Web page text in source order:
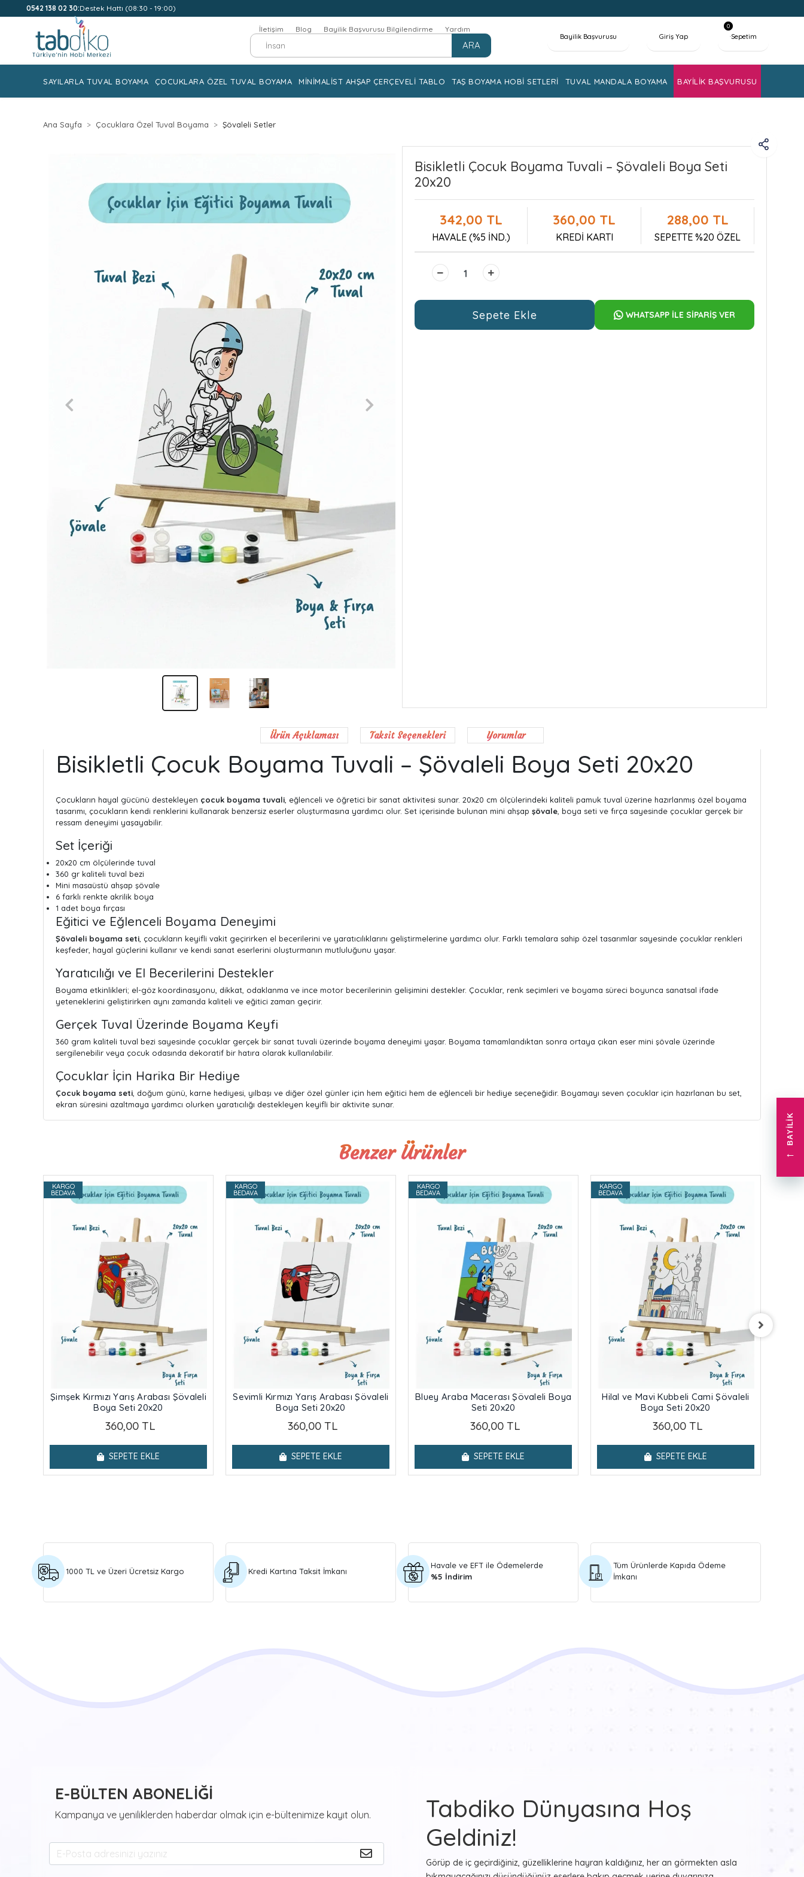
BAYILIK
←
0542 138 02 30:Destek Hattı (08:30 - 19:00)
İletişim Blog Bayilik Başvurusu Bilgilendirme Yardım
ARA
Bayilik Başvurusu Giriş Yap Sepetim
0
SAYILARLA TUVAL BOYAMA ÇOCUKLARA ÖZEL TUVAL BOYAMA MİNİMALİST AHŞAP ÇERÇEVELİ TABLO TAŞ BOYAMA HOBİ SETLERİ TUVAL MANDALA BOYAMA BAYİLİK BAŞVURUSU
Ana Sayfa Çocuklara Özel Tuval Boyama Şövaleli Setler
Bisikletli Çocuk Boyama Tuvali – Şövaleli Boya Seti
20x20
342,00 TL
HAVALE (%5 İND.)
360,00 TL
KREDİ KARTI
288,00 TL
SEPETTE %20 ÖZEL
Sepete Ekle WHATSAPP İLE SİPARİŞ VER
Ürün Açıklaması Taksit Seçenekleri Yorumlar
Bisikletli Çocuk Boyama Tuvali – Şövaleli Boya Seti 20x20
Çocukların hayal gücünü destekleyen çocuk boyama tuvali , eğlenceli ve öğretici bir sanat aktivitesi sunar. 20x20 cm ölçülerindeki kaliteli pamuk tuval üzerine hazırlanmış özel boyama
tasarımı, çocukların kendi renklerini kullanarak benzersiz eserler oluşturmasına yardımcı olur. Set içerisinde bulunan mini ahşap şövale , boya seti ve fırça sayesinde çocuklar gerçek bir
ressam deneyimi yaşayabilir.
Set İçeriği
20x20 cm ölçülerinde tuval
360 gr kaliteli tuval bezi
Mini masaüstü ahşap şövale
6 farklı renkte akrilik boya
1 adet boya fırçası
Eğitici ve Eğlenceli Boyama Deneyimi
Şövaleli boyama seti , çocukların keyifli vakit geçirirken el becerilerini ve yaratıcılıklarını geliştirmelerine yardımcı olur. Farklı temalara sahip özel tasarımlar sayesinde çocuklar renkleri
keşfeder, hayal güçlerini kullanır ve kendi sanat eserlerini oluşturmanın mutluluğunu yaşar.
Yaratıcılığı ve El Becerilerini Destekler
Boyama etkinlikleri; el-göz koordinasyonu, dikkat, odaklanma ve ince motor becerilerinin gelişimini destekler. Çocuklar, renk seçimleri ve boyama süreci boyunca sanatsal ifade
yeteneklerini geliştirirken aynı zamanda kaliteli ve eğitici zaman geçirir.
Gerçek Tuval Üzerinde Boyama Keyfi
360 gram kaliteli tuval bezi sayesinde çocuklar gerçek bir sanat tuvali üzerinde boyama deneyimi yaşar. Boyama tamamlandıktan sonra ortaya çıkan eser mini şövale üzerinde
sergilenebilir veya çocuk odasında dekoratif bir hatıra olarak kullanılabilir.
Çocuklar İçin Harika Bir Hediye
Çocuk boyama seti , doğum günü, karne hediyesi, yılbaşı ve diğer özel günler için hem eğitici hem de eğlenceli bir hediye seçeneğidir. Boyamayı seven çocuklar için hazırlanan bu set,
ekran süresini azaltmaya yardımcı olurken yaratıcılığı destekleyen keyifli bir aktivite sunar.
Benzer Ürünler
KARGO
BEDAVA
Şimşek Kırmızı Yarış Arabası Şövaleli
Boya Seti 20x20
360,00 TL
SEPETE EKLE
KARGO
BEDAVA
Sevimli Kırmızı Yarış Arabası Şövaleli
Boya Seti 20x20
360,00 TL
SEPETE EKLE
KARGO
BEDAVA
Bluey Araba Macerası Şövaleli Boya
Seti 20x20
360,00 TL
SEPETE EKLE
KARGO
BEDAVA
Hilal ve Mavi Kubbeli Cami Şövaleli
Boya Seti 20x20
360,00 TL
SEPETE EKLE
1000 TL ve Üzeri Ücretsiz Kargo Kredi Kartına Taksit İmkanı
Havale ve EFT ile Ödemelerde
%5 İndirim
Tüm Ürünlerde Kapıda Ödeme
İmkanı
E-BÜLTEN ABONELİĞİ
Kampanya ve yeniliklerden haberdar olmak için e-bültenimize kayıt olun.
Tabdiko Dünyasına Hoş
Geldiniz!
Görüp de iç geçirdiğiniz, güzelliklerine hayran kaldığınız, her an görmekten asla